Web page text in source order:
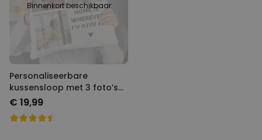
Binnenkort beschikbaar
Personaliseerbare
kussensloop met 3 foto’s
en tekst
€ 19,99